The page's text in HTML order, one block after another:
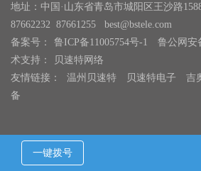
地址：中国·山东省青岛市城阳区王沙路
87662232 87661255 best@bstele.com
备案号：
鲁ICP备11005754号-1 鲁公网安
术支持：
贝速特网络
友情链接：
温州贝速特 贝速特电子 吉
备
一键拨号